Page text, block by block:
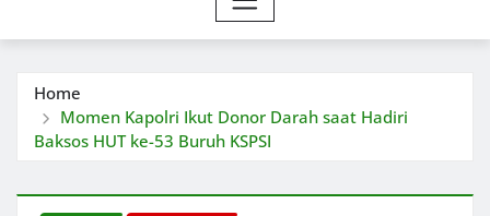
Home
Momen Kapolri Ikut Donor Darah saat Hadiri
Baksos HUT ke-53 Buruh KSPSI